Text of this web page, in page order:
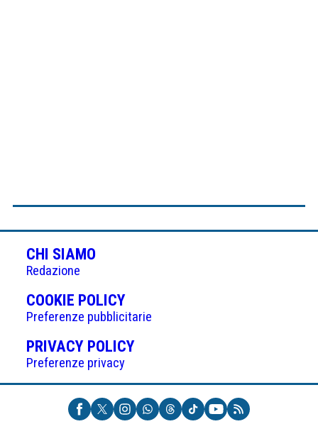
CHI SIAMO
Redazione
COOKIE POLICY(APRE
IN
UNA
NUOVA
Preferenze pubblicitarie
PRIVACY POLICY(APRE
UNA
NUOVA
SCHEDA)
Preferenze privacy